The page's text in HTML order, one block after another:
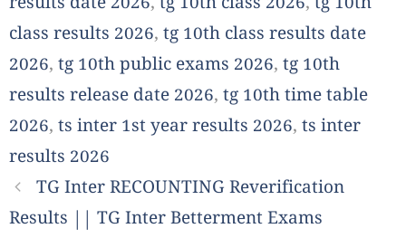
results date 2026, tg 10th class 2026, tg 10th
class results 2026, tg 10th class results date
2026, tg 10th public exams 2026, tg 10th
results release date 2026, tg 10th time table
2026, ts inter 1st year results 2026, ts inter
results 2026
TG Inter RECOUNTING Reverification
Results || TG Inter Betterment Exams